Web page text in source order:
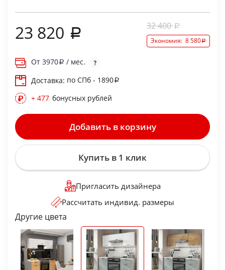
23 820 32 400
Экономия: 8 580
От 3970
/ мес.
Доставка: по СПб - 1890
+ 477 бонусных рублей
Добавить в корзину
Купить в 1 клик
Пригласить дизайнера
Рассчитать индивид. размеры
Другие цвета